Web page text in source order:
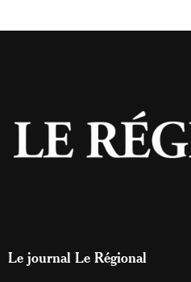
Le journal Le Régional